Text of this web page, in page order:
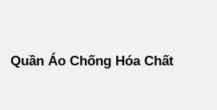
Quần Áo Chống Hóa Chất